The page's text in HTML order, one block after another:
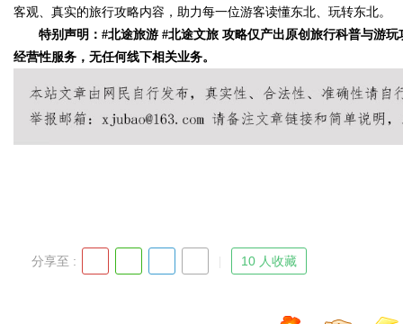
客观、真实的旅行攻略内容，助力每一位游客读懂东北、玩转东北。
特别声明：#北途旅游 #北途文旅 攻略仅产出原创旅行科普与游玩
经营性服务，无任何线下相关业务。
分享至 : 10 人收藏